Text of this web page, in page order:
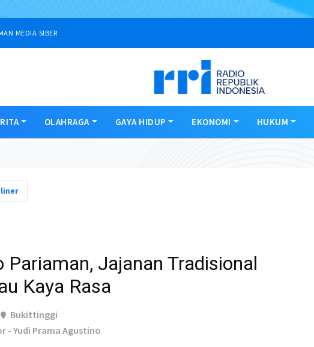
MEDIA SIBER
OLAHRAGA GAYA HIDUP EKONOMI HUKUM
Pariaman, Jajanan Tradisional
Kaya Rasa
Bukittinggi
- Yudi Prama Agustino